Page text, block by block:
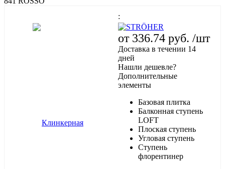
:
от 336.74 руб. /шт
Доставка в течении 14
дней
Нашли дешевле?
Дополнительные
элементы
Базовая плитка
Балконная ступень
LOFT
Плоская ступень
Угловая ступень
Ступень
флорентинер